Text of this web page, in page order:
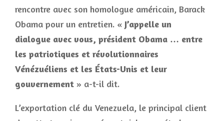
rencontre avec son homologue américain, Barack
Obama pour un entretien. « J’appelle un
dialogue avec vous, président Obama … entre
les patriotiques et révolutionnaires
Vénézuéliens et les États-Unis et leur
gouvernement » a-t-il dit.
L’exportation clé du Venezuela, le principal client